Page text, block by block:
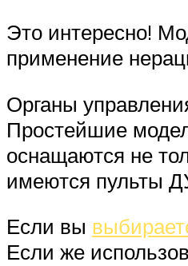
Это интересно!
применение
Органы
Простейшие
оснащаются не
имеются пульты
Если вы
Если же